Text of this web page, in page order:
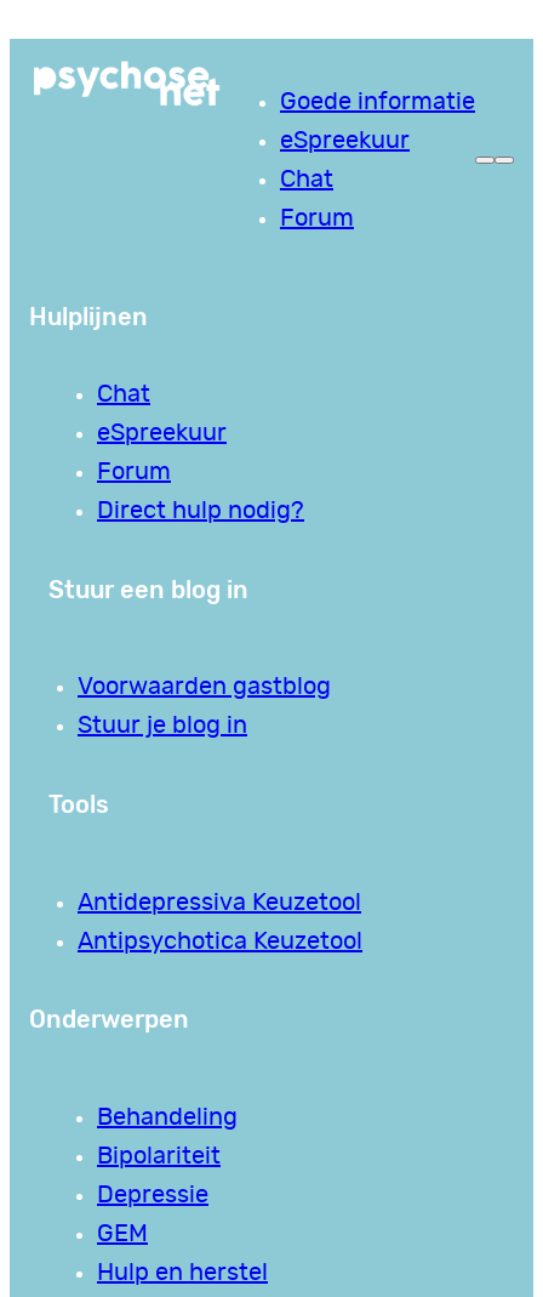
naar
Goede informatie
eSpreekuur
Chat
Forum
Hulplijnen
Chat
eSpreekuur
Forum
Direct hulp nodig?
Stuur een blog in
Voorwaarden gastblog
Stuur je blog in
Tools
Antidepressiva Keuzetool
Antipsychotica Keuzetool
Onderwerpen
Behandeling
Bipolariteit
Depressie
GEM
Hulp en herstel